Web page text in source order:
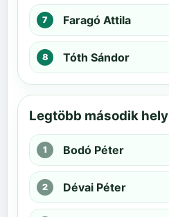
Faragó Attila
Tóth Sándor
Legtöbb második hely
Bodó Péter
Dévai Péter